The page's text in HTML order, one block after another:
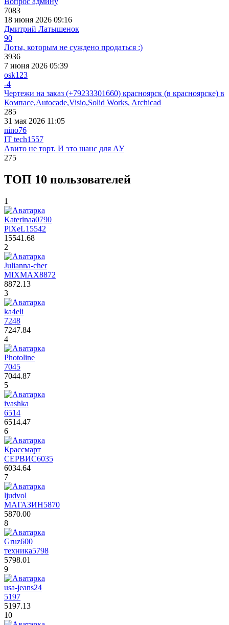
7083
18 июня 2026 09:16
Дмитрий Латышенок
90
Лоты, которым не суждено продаться :)
3936
7 июня 2026 05:39
osk123
-4
Чертежи на заказ (+79233301660) красноярск (в красноярске) в
Компасе,Autocade,Visio,Solid Works, Archicad
285
31 мая 2026 11:05
nino76
IT tech1557
Авито не торт. И это шанс для АУ
275
ТОП 10 пользователей
1
Katerinaa0790
PiXeL15542
15541.68
2
Julianna-cher
MIXMAX8872
8872.13
3
ka4eli
7248
7247.84
4
Photoline
7045
7044.87
5
ivashka
6514
6514.47
6
Крассмарт
СЕРВИС6035
6034.64
7
ljudvol
МАГАЗИН5870
5870.00
8
Gruz600
техника5798
5798.01
9
usa-jeans24
5197
5197.13
10